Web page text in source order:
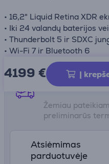
• 16,2" Liquid Retina XDR
• Iki 24 valandų baterijos
• Thunderbolt 5 ir SDXC
• Wi-Fi 7 ir Bluetooth 6
4199 € Į
Pristatymo būdai
Žemiau
preliminarūs
Atsiėmimas
parduotuvėje